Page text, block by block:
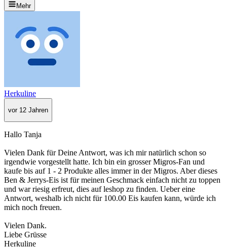
Mehr
Herkuline
vor 12 Jahren
Hallo Tanja
Vielen Dank für Deine Antwort, was ich mir natürlich schon so
irgendwie vorgestellt hatte. Ich bin ein grosser Migros-Fan und
kaufe bis auf 1 - 2 Produkte alles immer in der Migros. Aber dieses
Ben & Jerrys-Eis ist für meinen Geschmack einfach nicht zu toppen
und war riesig erfreut, dies auf leshop zu finden. Ueber eine
Antwort, weshalb ich nicht für 100.00 Eis kaufen kann, würde ich
mich noch freuen.
Vielen Dank.
Liebe Grüsse
Herkuline